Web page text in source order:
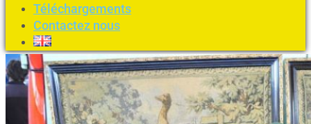
Téléchargements
Contactez nous